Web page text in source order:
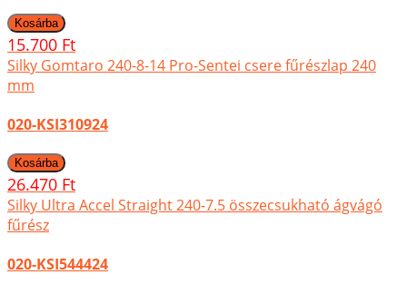
15.700 Ft
Silky Gomtaro 240-8-14 Pro-Sentei csere fűrészlap 240
mm
020-KSI310924
26.470 Ft
Silky Ultra Accel Straight 240-7.5 összecsukható ágvágó
fűrész
020-KSI544424